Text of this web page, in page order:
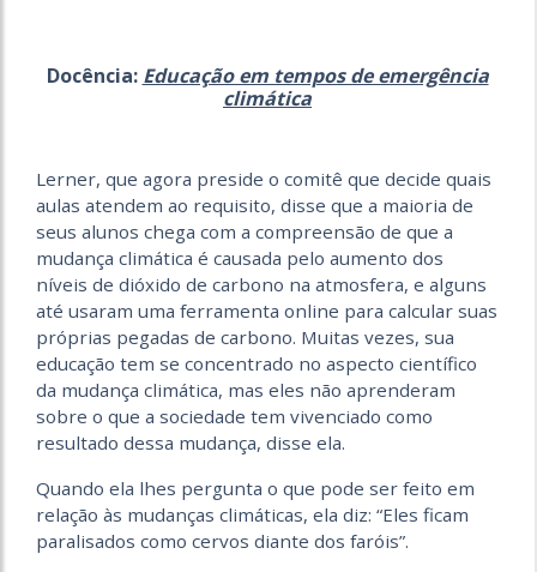
Docência: Educação em tempos de emergência
climática
Lerner, que agora preside o comitê que decide quais
aulas atendem ao requisito, disse que a maioria de
seus alunos chega com a compreensão de que a
mudança climática é causada pelo aumento dos
níveis de dióxido de carbono na atmosfera, e alguns
até usaram uma ferramenta online para calcular suas
próprias pegadas de carbono. Muitas vezes, sua
educação tem se concentrado no aspecto científico
da mudança climática, mas eles não aprenderam
sobre o que a sociedade tem vivenciado como
resultado dessa mudança, disse ela.
Quando ela lhes pergunta o que pode ser feito em
relação às mudanças climáticas, ela diz: “Eles ficam
paralisados ​​como cervos diante dos faróis”.